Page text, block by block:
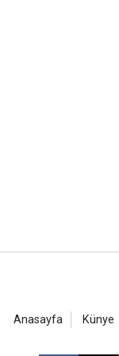
Anasayfa Künye